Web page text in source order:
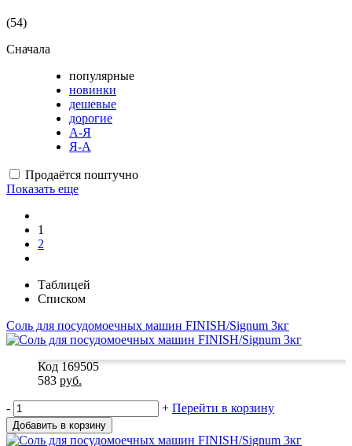
(54)
Сначала
популярные
новинки
дешевые
дорогие
А-Я
Я-А
Продаётся поштучно
Показать еще
1
2
Таблицей
Списком
Соль для посудомоечных машин FINISH/Signum 3кг
Код 169505
583 руб.
- + Перейти в корзину
Добавить в корзину